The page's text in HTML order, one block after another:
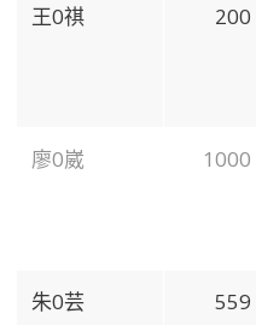
王0祺 200
廖0崴 1000
朱0芸 559